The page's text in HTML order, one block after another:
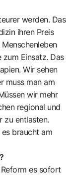
werden. Das
ihren Preis
Einsatz. Das
Wir sehen
muss man am
wir mehr
regional und
zu entlasten.
braucht am
es sofort